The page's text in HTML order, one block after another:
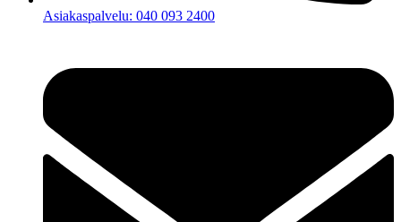
Asiakaspalvelu: 040 093 2400